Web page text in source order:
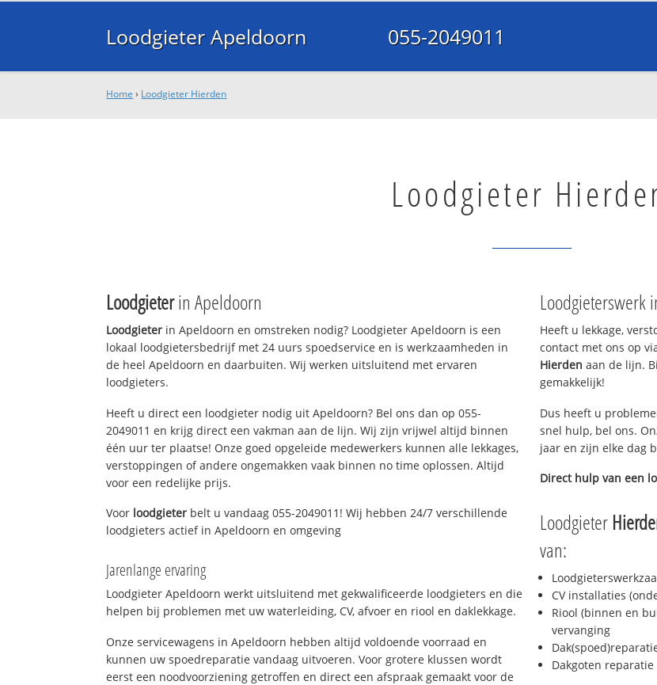
Loodgieter Apeldoorn 055-2049011
Home › Loodgieter Hierden
Loodgieter
Loodgieterin Apeldoorn
Loodgieter in Apeldoorn en omstreken nodig? Loodgieter Apeldoorn is een
lokaal loodgietersbedrijf met 24 uurs spoedservice en is werkzaamheden in
de heel Apeldoorn en daarbuiten. Wij werken uitsluitend met ervaren
loodgieters.
Heeft u direct een loodgieter nodig uit Apeldoorn? Bel ons dan op 055-
2049011 en krijg direct een vakman aan de lijn. Wij zijn vrijwel altijd binnen
één uur ter plaatse! Onze goed opgeleide medewerkers kunnen alle lekkages,
verstoppingen of andere ongemakken vaak binnen no time oplossen. Altijd
voor een redelijke prijs.
Voor loodgieter belt u vandaag 055-2049011! Wij hebben 24/7 verschillende
loodgieters actief in Apeldoorn en omgeving
Jarenlange ervaring
Loodgieter Apeldoorn werkt uitsluitend met gekwalificeerde loodgieters en die
helpen bij problemen met uw waterleiding, CV, afvoer en riool en daklekkage.
Onze servicewagens in Apeldoorn hebben altijd voldoende voorraad en
kunnen uw spoedreparatie vandaag uitvoeren. Voor grotere klussen wordt
eerst een noodvoorziening getroffen en direct een afspraak gemaakt voor de
Loodgieterswerk
Heeft u lekkage,
contact met ons op
Hierden aan de lijn.
gemakkelijk!
Dus heeft u
snel hulp, bel ons.
jaar en zijn elke dag
Direct hulp van een
Loodgieter
van:
CV installaties
Riool (binnen en
vervanging
Dakgoten